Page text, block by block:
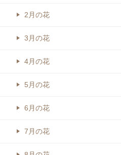
2月の花
3月の花
4月の花
5月の花
6月の花
7月の花